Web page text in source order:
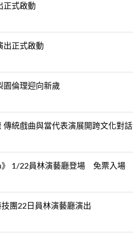
正式啟動
出正式啟動
園倫理迎向新歲
傳統戲曲與當代表演展開跨文化對話
》 1/22員林演藝廳登場 免票入場
團22日員林演藝廳演出